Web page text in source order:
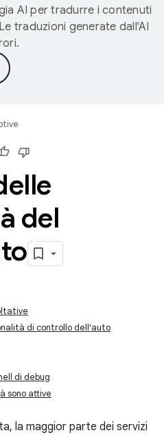
AI per tradurre i contenuti
traduzioni generate dall'AI
del
di controllo dell'auto
di debug
sono attive
la maggior parte dei servizi